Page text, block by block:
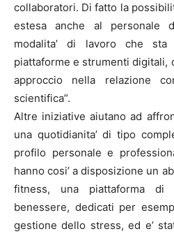
collaboratori. Di fatto la
estesa anche al personale
modalita’ di lavoro che sta
piattaforme e strumenti digitali,
approccio nella relazione
scientifica”.
Altre iniziative aiutano ad
una quotidianita’ di tipo
profilo personale e
hanno cosi’ a disposizione un
fitness, una piattaforma di
benessere, dedicati per
gestione dello stress, ed e’